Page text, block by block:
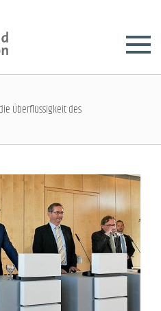
Überflüssigkeit des